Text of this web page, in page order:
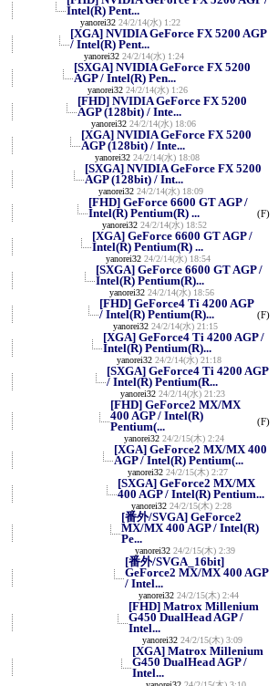
Intel(R) Pent...
yanorei32 24/2/14(水) 1:22
[XGA] NVIDIA GeForce FX 5200 AGP
/ Intel(R) Pent...
yanorei32 24/2/14(水) 1:24
[SXGA] NVIDIA GeForce FX 5200
AGP / Intel(R) Pen...
yanorei32 24/2/14(水) 1:26
[FHD] NVIDIA GeForce FX 5200
AGP (128bit) / Inte...
yanorei32 24/2/14(水) 18:06
[XGA] NVIDIA GeForce FX 5200
AGP (128bit) / Inte...
yanorei32 24/2/14(水) 18:08
[SXGA] NVIDIA GeForce FX 5200
AGP (128bit) / Int...
yanorei32 24/2/14(水) 18:09
[FHD] GeForce 6600 GT AGP /
Intel(R) Pentium(R) ...
yanorei32 24/2/14(水) 18:52
(F)
[XGA] GeForce 6600 GT AGP /
Intel(R) Pentium(R) ...
yanorei32 24/2/14(水) 18:54
[SXGA] GeForce 6600 GT AGP /
Intel(R) Pentium(R)...
yanorei32 24/2/14(水) 18:56
[FHD] GeForce4 Ti 4200 AGP
/ Intel(R) Pentium(R)...
yanorei32 24/2/14(水) 21:15
(F)
[XGA] GeForce4 Ti 4200 AGP /
Intel(R) Pentium(R)...
yanorei32 24/2/14(水) 21:18
[SXGA] GeForce4 Ti 4200 AGP
/ Intel(R) Pentium(R...
yanorei32 24/2/14(水) 21:23
[FHD] GeForce2 MX/MX
400 AGP / Intel(R)
Pentium(...
yanorei32 24/2/15(木) 2:24
(F)
[XGA] GeForce2 MX/MX 400
AGP / Intel(R) Pentium(...
yanorei32 24/2/15(木) 2:27
[SXGA] GeForce2 MX/MX
400 AGP / Intel(R) Pentium...
yanorei32 24/2/15(木) 2:28
[番外/SVGA] GeForce2
MX/MX 400 AGP / Intel(R)
Pe...
yanorei32 24/2/15(木) 2:39
[番外/SVGA_16bit]
GeForce2 MX/MX 400 AGP
/ Intel...
yanorei32 24/2/15(木) 2:44
[FHD] Matrox Millenium
G450 DualHead AGP /
Intel...
yanorei32 24/2/15(木) 3:09
[XGA] Matrox Millenium
G450 DualHead AGP /
Intel...